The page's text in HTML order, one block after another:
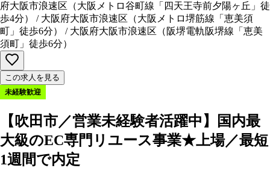
府大阪市浪速区 （大阪メトロ谷町線「四天王寺前夕陽ヶ丘」徒
歩4分） / 大阪府大阪市浪速区 （大阪メトロ堺筋線「恵美須
町」徒歩6分） / 大阪府大阪市浪速区 （ 阪堺電軌阪堺線「恵美
須町」徒歩6分）
この求人を見る
未経験歓迎
【吹田市／営業未経験者活躍中】国内最
大級のEC専門リユース事業★上場／最短
1週間で内定